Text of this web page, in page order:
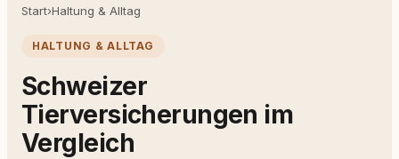
Start›Haltung & Alltag
HALTUNG & ALLTAG
Schweizer
Tierversicherungen im
Vergleich